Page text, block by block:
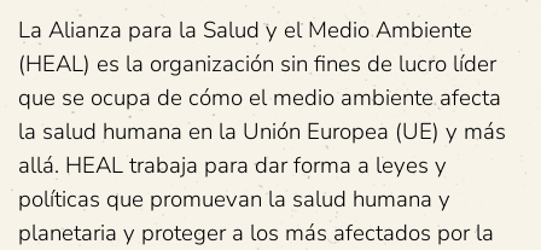
La Alianza para la Salud y el Medio Ambiente
(HEAL) es la organización sin fines de lucro líder
que se ocupa de cómo el medio ambiente afecta
la salud humana en la Unión Europea (UE) y más
allá. HEAL trabaja para dar forma a leyes y
políticas que promuevan la salud humana y
planetaria y proteger a los más afectados por la